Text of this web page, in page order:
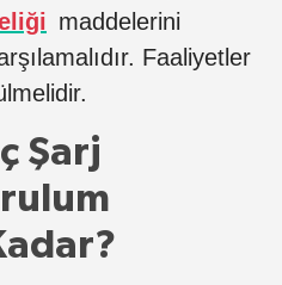
maddelerini
Faaliyetler
Şarj